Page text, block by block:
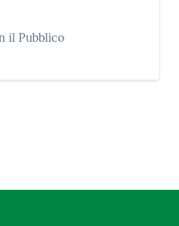
il Pubblico